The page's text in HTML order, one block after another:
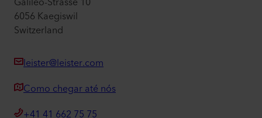
6056 Kaegiswil
Switzerland
leister@leister.com
Como chegar até nós
+41 41 662 75 75